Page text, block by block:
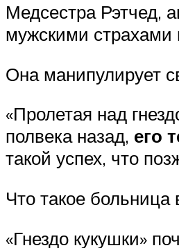
Медсестра Рэтчед,
мужскими страхами
Она манипулирует
«Пролетая над
полвека назад, его
такой успех, что
Что такое больница
«Гнездо кукушки»